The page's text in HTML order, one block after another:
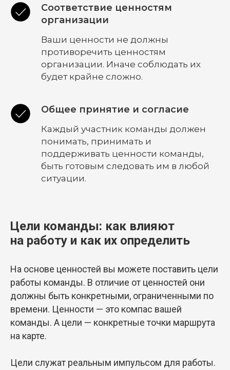
Соответствие ценностям
организации
Ваши ценности не должны
противоречить ценностям
организации. Иначе соблюдать их
будет крайне сложно.
Общее принятие и согласие
Каждый участник команды должен
понимать, принимать и
поддерживать ценности команды,
быть готовым следовать им в любой
ситуации.
Цели команды: как влияют
на работу и как их определить
На основе ценностей вы можете поставить цели
работы команды. В отличие от ценностей они
должны быть конкретными, ограниченными по
времени. Ценности — это компас вашей
команды. А цели — конкретные точки маршрута
на карте.
Цели служат реальным импульсом для работы.